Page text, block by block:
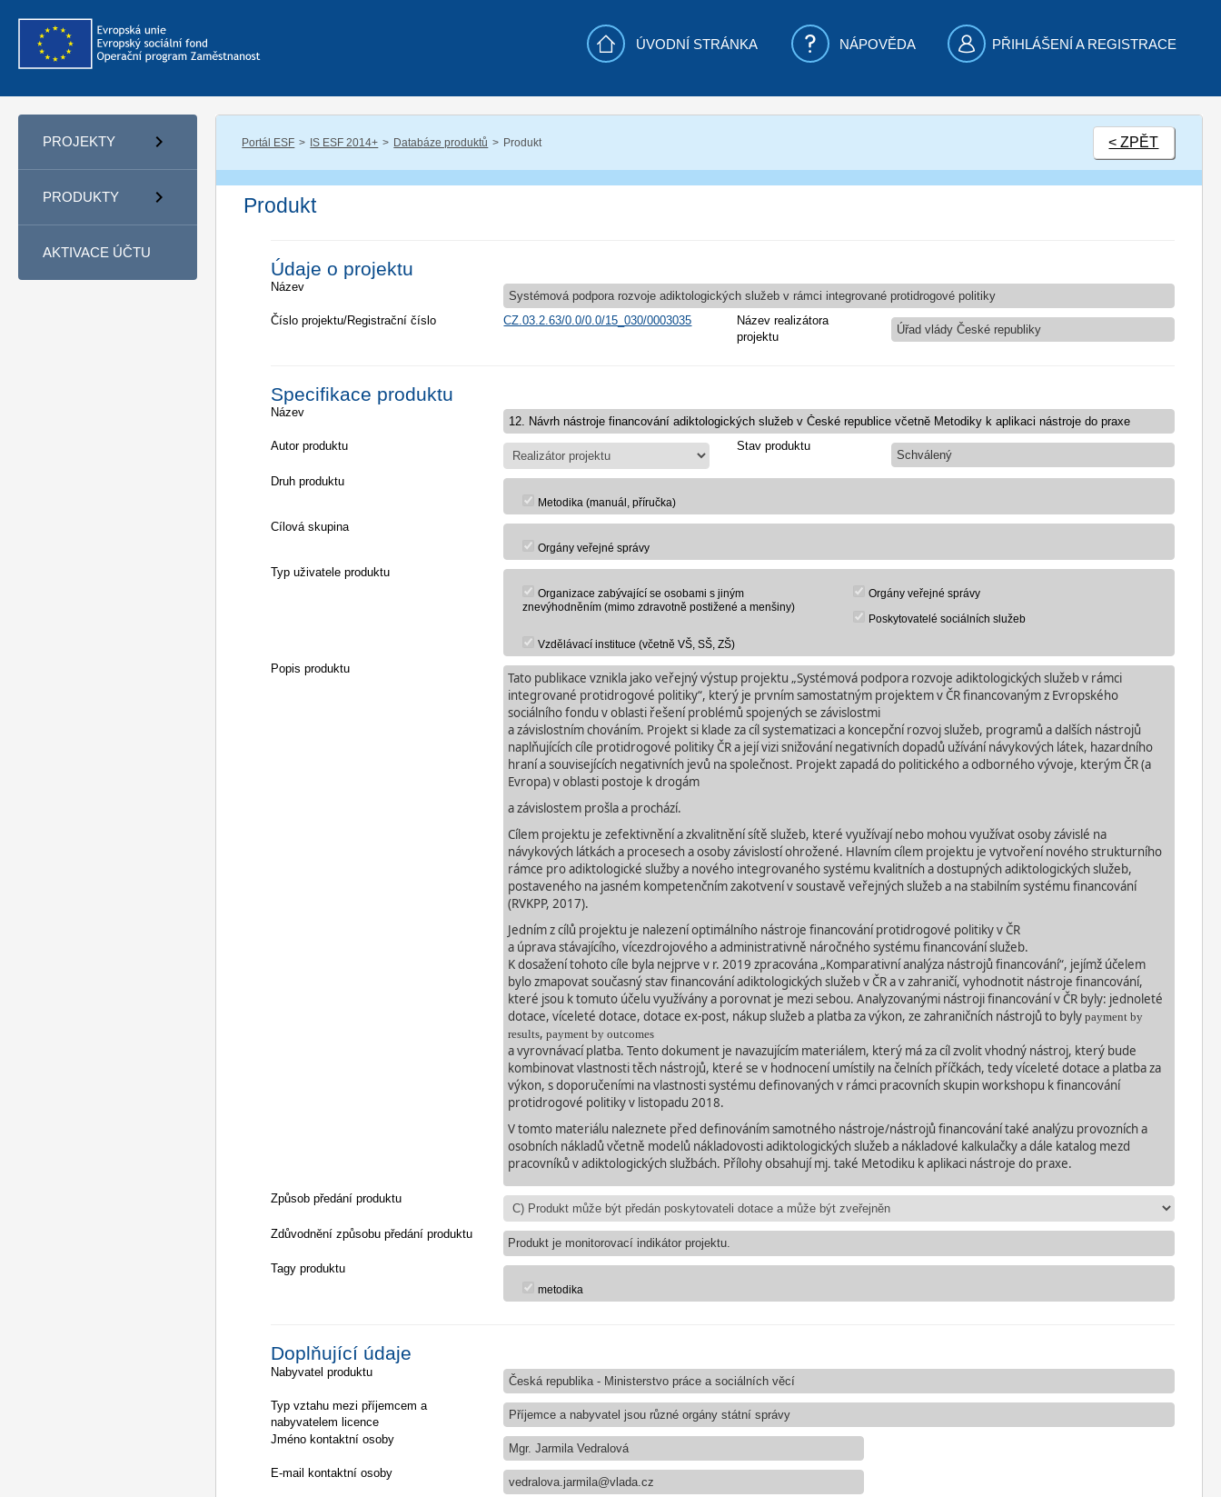
ÚVODNÍ STRÁNKA NÁPOVĚDA PŘIHLÁŠENÍ A REGISTRACE
PROJEKTY
PRODUKTY
AKTIVACE ÚČTU
Portál ESF IS ESF 2014+ Databáze produktů Produkt < ZPĚT
Produkt
Údaje o projektu
Název
Systémová podpora rozvoje adiktologických služeb v rámci integrované protidrogové politiky
Číslo projektu/Registrační číslo
CZ.03.2.63/0.0/0.0/15_030/0003035
Název realizátora
projektu
Úřad vlády České republiky
Specifikace produktu
Název
Autor produktu Stav produktu
Schválený
Druh produktu
Metodika (manuál, příručka)
Cílová skupina
Orgány veřejné správy
Typ uživatele produktu
Organizace zabývající se osobami s jiným
znevýhodněním (mimo zdravotně postižené a menšiny)
Orgány veřejné správy
Poskytovatelé sociálních služeb
Vzdělávací instituce (včetně VŠ, SŠ, ZŠ)
Popis produktu
Tato publikace vznikla jako veřejný výstup projektu „Systémová podpora rozvoje adiktologických služeb v rámci
integrované protidrogové politiky“, který je prvním samostatným projektem v ČR financovaným z Evropského
sociálního fondu v oblasti řešení problémů spojených se závislostmi
a závislostním chováním. Projekt si klade za cíl systematizaci a koncepční rozvoj služeb, programů a dalších nástrojů
naplňujících cíle protidrogové politiky ČR a její vizi snižování negativních dopadů užívání návykových látek, hazardního
hraní a souvisejících negativních jevů na společnost. Projekt zapadá do politického a odborného vývoje, kterým ČR (a
Evropa) v oblasti postoje k drogám
a závislostem prošla a prochází.
Cílem projektu je zefektivnění a zkvalitnění sítě služeb, které využívají nebo mohou využívat osoby závislé na
návykových látkách a procesech a osoby závislostí ohrožené. Hlavním cílem projektu je vytvoření nového strukturního
rámce pro adiktologické služby a nového integrovaného systému kvalitních a dostupných adiktologických služeb,
postaveného na jasném kompetenčním zakotvenívsoustavě veřejných služeb a na stabilním systému financování
(RVKPP, 2017).
Jedním z cílů projektu je nalezení optimálního nástroje financování protidrogové politiky v ČR
a úprava stávajícího, vícezdrojového a administrativně náročného systému financování služeb.
Kdosažení tohoto cíle byla nejprve v r. 2019 zpracována „Komparativní analýza nástrojů financování“, jejímž účelem
bylo zmapovat současný stav financování adiktologických služeb v ČR a v zahraničí, vyhodnotit nástroje financování,
které jsou k tomuto účelu využívány a porovnat je mezi sebou. Analyzovanými nástroji financování v ČR byly: jednoleté
dotace, víceleté dotace, dotace ex-post, nákup služeb a platba za výkon, ze zahraničních nástrojů to bylypayment by
results,payment by outcomes
a vyrovnávací platba. Tento dokument je navazujícím materiálem, který má za cíl zvolit vhodný nástroj, který bude
kombinovat vlastnosti těch nástrojů, které se v hodnocení umístily na čelních příčkách, tedy víceleté dotace a platba za
výkon, s doporučeními na vlastnosti systému definovaných v rámci pracovních skupin workshopu k financování
protidrogové politiky v listopadu 2018.
Vtomto materiálu naleznete před definováním samotného nástroje/nástrojů financování také analýzu provozních a
osobních nákladů včetně modelů nákladovosti adiktologických služeb a nákladové kalkulačky a dále katalog mezd
pracovníků v adiktologických službách. Přílohy obsahují mj. také Metodiku k aplikaci nástroje do praxe.
Způsob předání produktu
Zdůvodnění způsobu předání produktu
Produkt je monitorovací indikátor projektu.
Tagy produktu
metodika
Doplňující údaje
Nabyvatel produktu
Česká republika - Ministerstvo práce a sociálních věcí
Typ vztahu mezi příjemcem a
nabyvatelem licence
Příjemce a nabyvatel jsou různé orgány státní správy
Jméno kontaktní osoby
Mgr. Jarmila Vedralová
E-mail kontaktní osoby
vedralova.jarmila@vlada.cz